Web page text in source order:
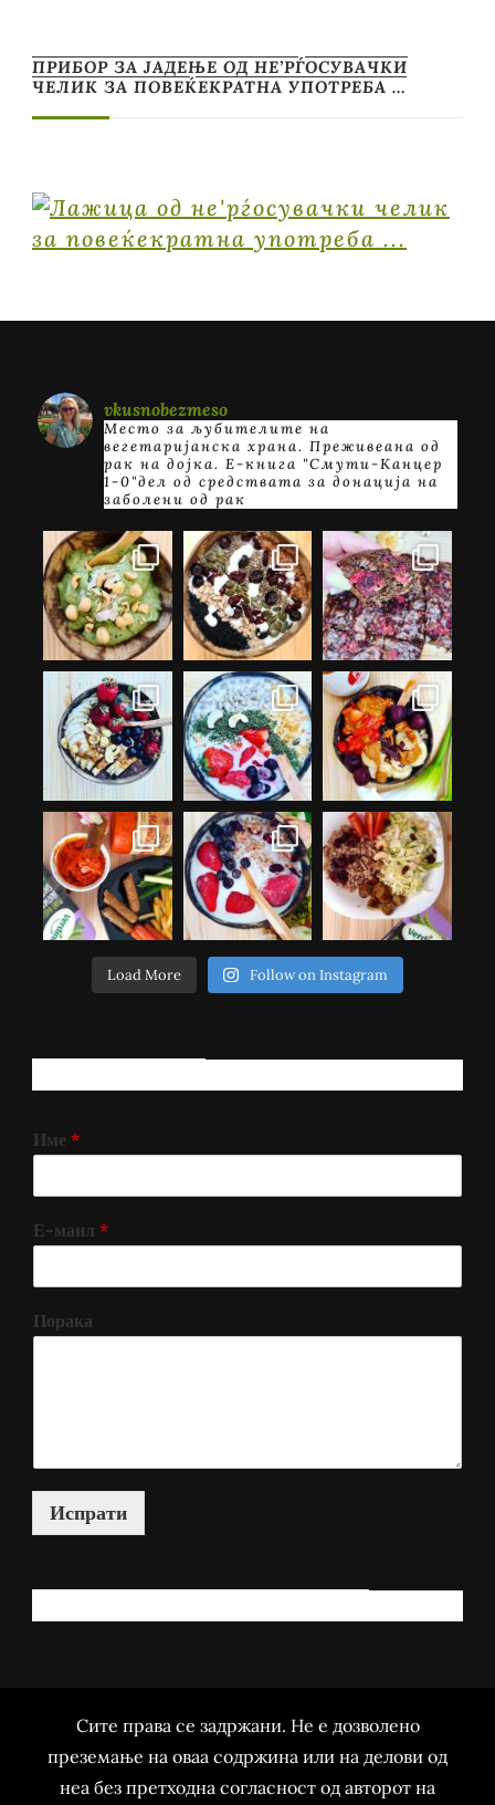
ПРИБОР ЗА ЈАДЕЊЕ ОД НЕ’РЃОСУВАЧКИ
ЧЕЛИК ЗА ПОВЕЌЕКРАТНА УПОТРЕБА …
vkusnobezmeso
Место за љубителите на
вегетаријанска храна. Преживеана од
рак на дојка. E-книга "Смути-Канцер
1-0"дел од средствата за донација на
заболени од рак
Load More Follow on Instagram
Име *
Е-маил *
Порака
Испрати
Сите права се задржани. Не е дозволено
преземање на оваа содржина или на делови од
неа без претходна согласност од авторот на